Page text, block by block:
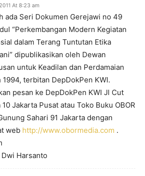
At 8:23 am
ada Seri Dokumen Gerejawi no 49
“Perkembangan Modern Kegiatan
dalam Terang Tuntutan Etika
dipublikasikan oleh Dewan
untuk Keadilan dan Perdamaian
1994, terbitan DepDokPen KWI.
pesan ke DepDokPen KWI Jl Cut
10 Jakarta Pusat atau Toko Buku OBOR
Sahari 91 Jakarta dengan
web http://www.obormedia.com .
Dwi Harsanto